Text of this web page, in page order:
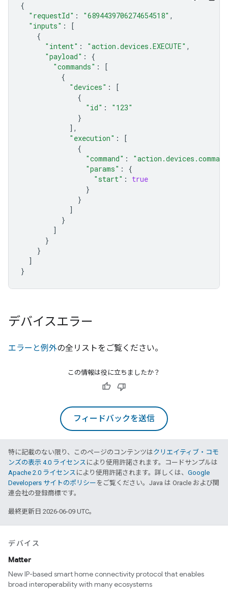
{
"requestId" : "6894439706274654518" ,
"inputs" :
[
{
"intent" : "action.devices.EXECUTE" ,
"payload" :
{
"commands" :
[
{
"devices" :
[
{
"id" :
"123"
}
],
"execution" :
[
{
"command" :
"params" :
{
"start" :
true
}
}
]
}
]
}
}
]
}
デバイスエラー
エラーと例外の全リストをご覧ください。
この情報は役に立ちましたか？
フィードバックを送信
特に記載のない限り、このページのコンテンツはクリエイティブ・コモ
ンズの表示 4.0 ライセンス により使用許諾されます。コードサンプルは
Apache 2.0 ライセンス により使用許諾されます。詳しくは、 Google
Developers サイトのポリシー をご覧ください。Java は Oracle および関
連会社の登録商標です。
最終更新日 2026-06-09 UTC。
デバイス
Matter
New IP-based smart home connectivity protocol that enables
broad interoperability with many ecosystems